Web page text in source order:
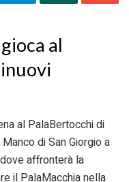
al
al PalaBertocchi di
di San Giorgio a
affronterà la
il PalaMacchia nella